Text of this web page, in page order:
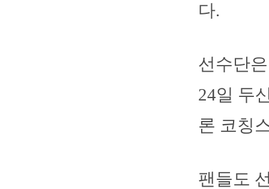
다.
선수단
24일 두
론 코칭
팬들도